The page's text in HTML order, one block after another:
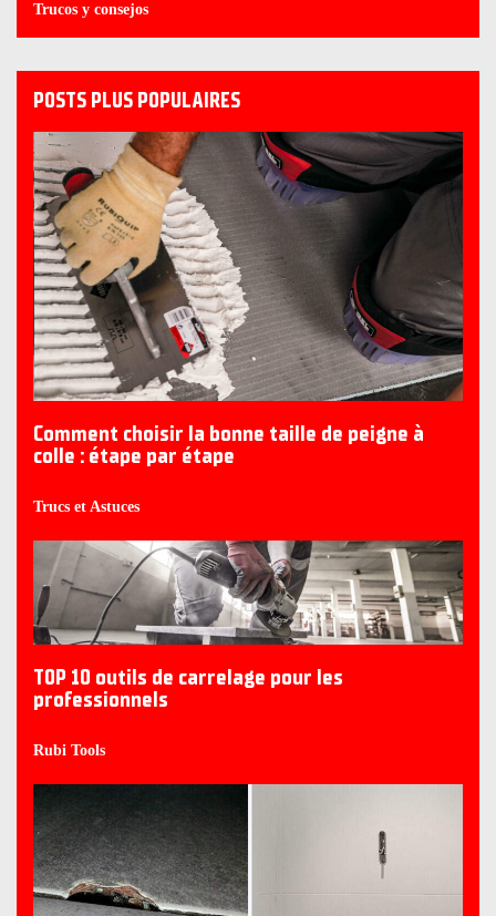
Trucos y consejos
POSTS PLUS POPULAIRES
Comment choisir la bonne taille de peigne à
colle : étape par étape
Trucs et Astuces
TOP 10 outils de carrelage pour les
professionnels
Rubi Tools